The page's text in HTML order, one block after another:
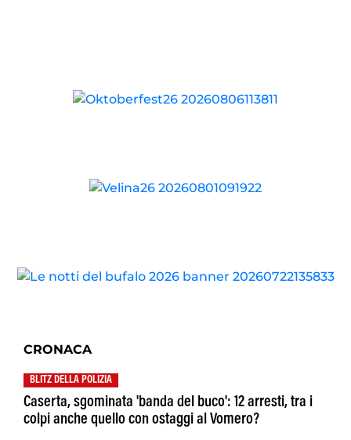
CRONACA
BLITZ DELLA POLIZIA
Caserta, sgominata 'banda del buco': 12 arresti, tra i
colpi anche quello con ostaggi al Vomero?